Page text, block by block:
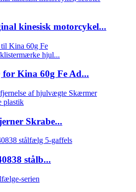
kinesisk motorcykel...
Kina 60g Fe Ad...
Skrabe...
stålb...